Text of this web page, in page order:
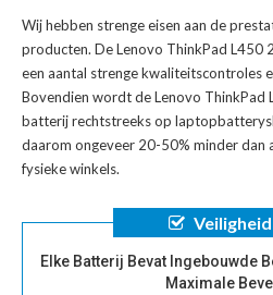
Wij hebben strenge eisen aan de
producten. DeLenovo ThinkPad L450
een aantal strenge kwaliteitscontroles
Bovendien wordt deLenovo ThinkPad
batterijrechtstreeks op
daarom ongeveer 20-50% minder dan
fysieke winkels.
Elke Batterij Bevat Ingebouwde
Maximale